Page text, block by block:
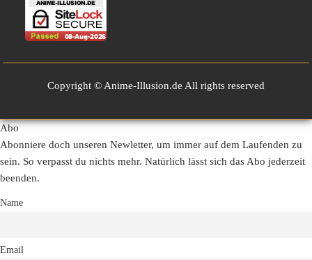
Copyright © Anime-Illusion.de All rights reserved
Abo
Abonniere doch unseren Newletter, um immer auf dem Laufenden zu
sein. So verpasst du nichts mehr. Natürlich lässt sich das Abo jederzeit
beenden.
Name
Email